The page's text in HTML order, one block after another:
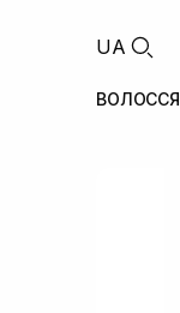
UA
ВОЛОССЯ